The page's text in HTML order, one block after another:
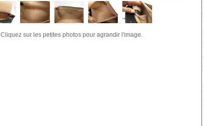
Cliquez sur les petites photos pour agrandir l'image.